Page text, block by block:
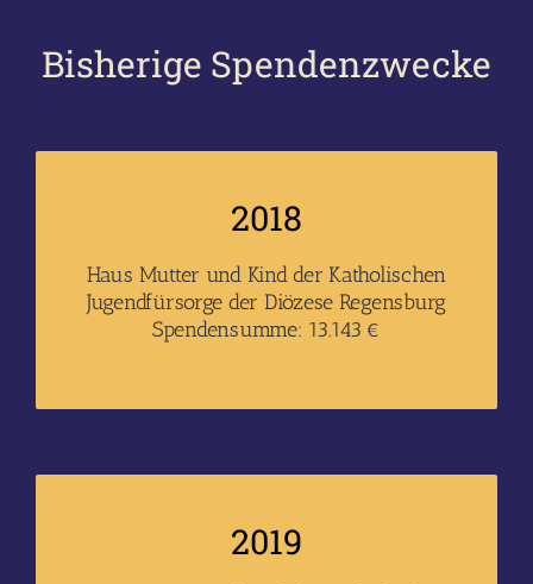
Bisherige Spendenzwecke
2018
Haus Mutter und Kind der Katholischen
Jugendfürsorge der Diözese Regensburg
Spendensumme: 13.143 €
2019